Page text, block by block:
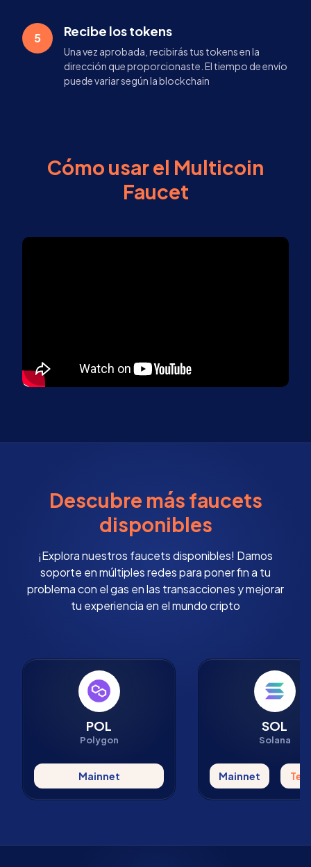
5 Recibe los tokens
Una vez aprobada, recibirás tus tokens en la
dirección que proporcionaste. El tiempo de envío
puede variar según la blockchain
Cómo usar el Multicoin
Faucet
Descubre más faucets
disponibles
¡Explora nuestros faucets disponibles! Damos
soporte en múltiples redes para poner fin a tu
problema con el gas en las transacciones y mejorar
tu experiencia en el mundo cripto
POL
Polygon
Mainnet
SOL
Solana
Mainnet